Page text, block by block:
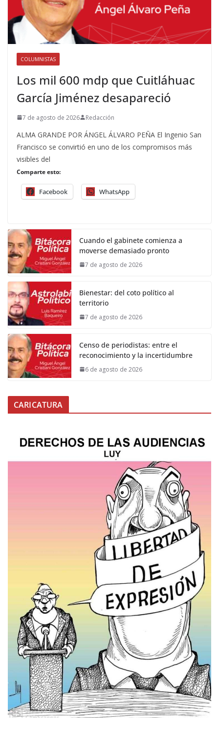
COLUMNISTAS
Los mil 600 mdp que Cuitláhuac
García Jiménez desapareció
7 de agosto de 2026 Redacción
ALMA GRANDE POR ÁNGEL ÁLVARO PEÑA El Ingenio San
Francisco se convirtió en uno de los compromisos más
visibles del
Comparte esto:
Facebook WhatsApp
Cuando el gabinete comienza a
moverse demasiado pronto
7 de agosto de 2026
Bienestar: del coto político al
territorio
7 de agosto de 2026
Censo de periodistas: entre el
reconocimiento y la incertidumbre
6 de agosto de 2026
CARICATURA